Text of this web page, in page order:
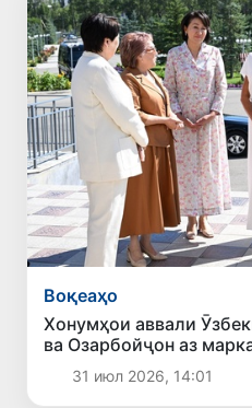
Воқеаҳо
Хонумҳои аввали
ва Озарбойҷон аз
«Алтин Балалик»
31 июл 2026, 14:01